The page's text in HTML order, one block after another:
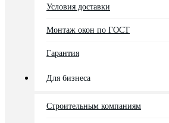
Условия доставки
Монтаж окон по ГОСТ
Гарантия
Для бизнеса
Строительным компаниям